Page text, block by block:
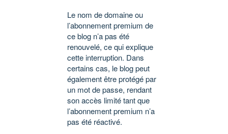
Le nom de domaine ou
l’abonnement premium de
ce blog n’a pas été
renouvelé, ce qui explique
cette interruption. Dans
certains cas, le blog peut
également être protégé par
un mot de passe, rendant
son accès limité tant que
l’abonnement premium n’a
pas été réactivé.